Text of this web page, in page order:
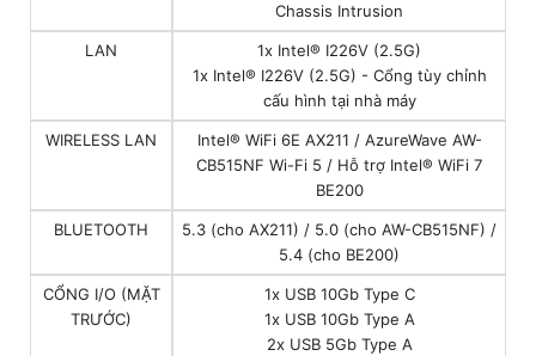
Chassis Intrusion
LAN
1x Intel® I226V (2.5G)
1x Intel® I226V (2.5G) - Cổng tùy chỉnh
cấu hình tại nhà máy
WIRELESS LAN
Intel® WiFi 6E AX211 / AzureWave AW-
CB515NF Wi-Fi 5 / Hỗ trợ Intel® WiFi 7
BE200
BLUETOOTH
5.3 (cho AX211) / 5.0 (cho AW-CB515NF) /
5.4 (cho BE200)
CỔNG I/O (MẶT
TRƯỚC)
1x USB 10Gb Type C
1x USB 10Gb Type A
2x USB 5Gb Type A